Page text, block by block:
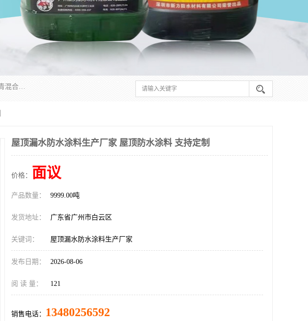
经营范围包括防水嵌缝密封条（带）制造;合成橡胶制造（监控化学品、危险化学品除外）;沥青混合物制造;防水胶粘带制造;其他合成材料制造（监控化学品、危险化学品除外）;涂料制造（监控化学品、危险化学品除外）;建筑结构防水补漏;防水建筑材料制造;粘合剂制造（监控化学品、危险化学品除外）;涂料零售;广州新力防水材料有限公司具有1处分支机构。
屋顶漏水防水涂料生产厂家 屋顶防水涂料 支持定制
价格： 面议
产品数量： 9999.00吨
发货地址： 广东省广州市白云区
关键词： 屋顶漏水防水涂料生产厂家
发布日期： 2026-08-06
阅 读 量： 121
销售电话： 13480256592